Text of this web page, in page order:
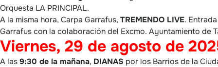
Orquesta LA PRINCIPAL.
A la misma hora, Carpa Garrafus, TREMENDO LIVE.
Garrafus con la colaboración del Excmo. Ayuntamiento de
Viernes, 29 de agosto de
A las9:30 de la mañana, DIANAS por los Barrios de la